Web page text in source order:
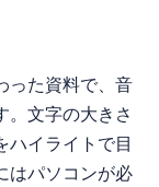
った資料で、音
。文字の大きさ
ハイライトで目
はパソコンが必